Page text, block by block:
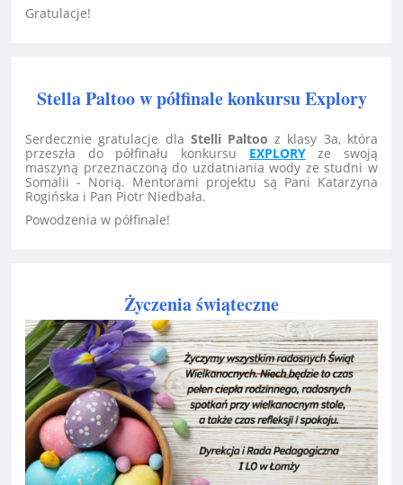
Gratulacje!
Stella Paltoo w półfinale konkursu Explory
Serdecznie gratulacje dla Stelli Paltoo z klasy 3a, która
przeszła do półfinału konkursu
EXPLORYze swoją
maszyną przeznaczoną do uzdatniania wody ze studni w
Somalii - Norią. Mentorami projektu są Pani Katarzyna
Rogińska i Pan Piotr Niedbała.
Powodzenia w półfinale!
Życzenia świąteczne